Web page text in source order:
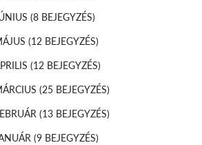
(8 BEJEGYZÉS)
(12 BEJEGYZÉS)
(12 BEJEGYZÉS)
(25 BEJEGYZÉS)
(13 BEJEGYZÉS)
(9 BEJEGYZÉS)